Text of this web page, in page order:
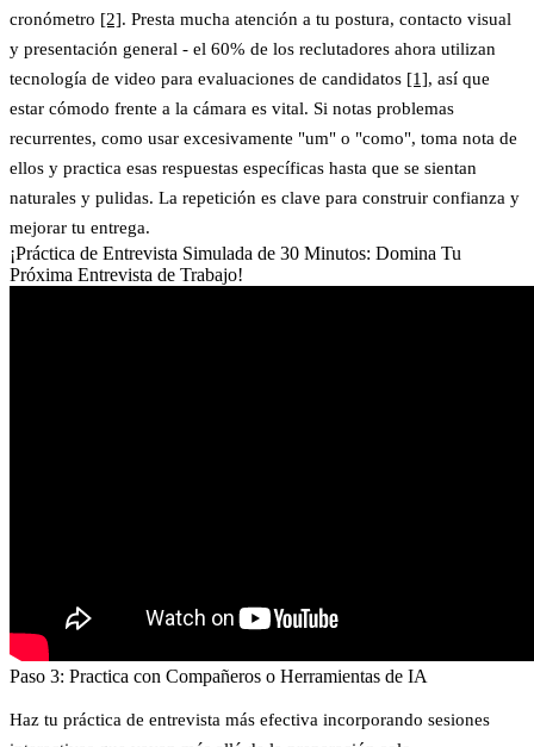
cronómetro [2]. Presta mucha atención a tu postura, contacto visual
y presentación general - el 60% de los reclutadores ahora utilizan
tecnología de video para evaluaciones de candidatos [1], así que
estar cómodo frente a la cámara es vital. Si notas problemas
recurrentes, como usar excesivamente "um" o "como", toma nota de
ellos y practica esas respuestas específicas hasta que se sientan
naturales y pulidas. La repetición es clave para construir confianza y
mejorar tu entrega.
¡Práctica de Entrevista Simulada de 30 Minutos: Domina Tu
Próxima Entrevista de Trabajo!
Paso 3: Practica con Compañeros o Herramientas de IA
Haz tu práctica de entrevista más efectiva incorporando sesiones